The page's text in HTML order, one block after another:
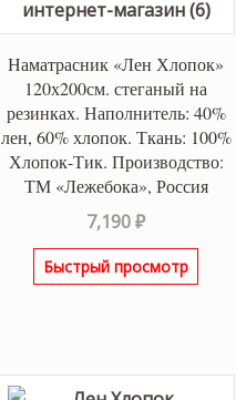
Наматрасник «Лен Хлопок»
120х200см. стеганый на
резинках. Наполнитель: 40%
лен, 60% хлопок. Ткань: 100%
Хлопок-Тик. Производство:
ТМ «Лежебока», Россия
7,190₽
Быстрый просмотр